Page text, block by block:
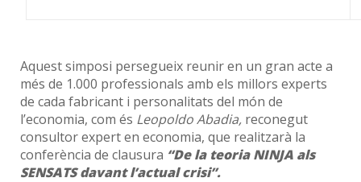
Aquest simposi persegueix reunir en un gran acte a
més de 1.000 professionals amb els millors experts
de cada fabricant i personalitats del món de
l’economia, com és Leopoldo Abadia, reconegut
consultor expert en economia, que realitzarà la
conferència de clausura “De la teoria NINJA als
SENSATS davant l’actual crisi”.